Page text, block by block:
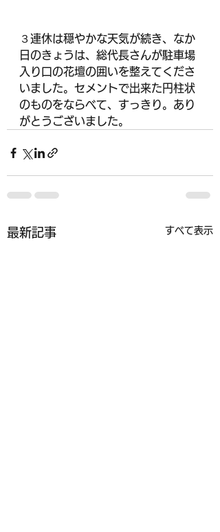
３連休は穏やかな天気が続き、なか
日のきょうは、総代長さんが駐車場
入り口の花壇の囲いを整えてくださ
いました。セメントで出来た円柱状
のものをならべて、すっきり。あり
がとうございました。
最新記事 すべて表示